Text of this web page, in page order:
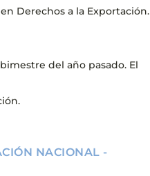
Derechos a la Exportación.
del año pasado. El
NACIONAL -